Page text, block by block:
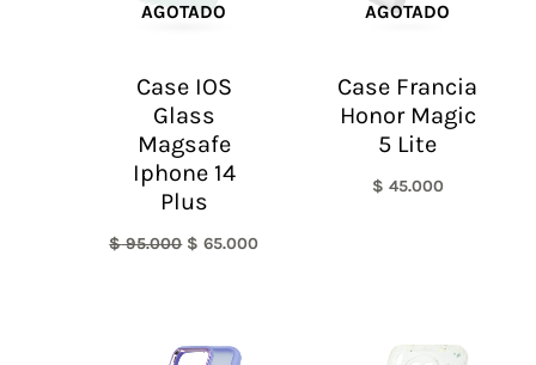
AGOTADO
Case IOS
Glass
Magsafe
Iphone 14
Plus
$95.000 $ 65.000
AGOTADO
Case Francia
Honor Magic
5 Lite
$ 45.000